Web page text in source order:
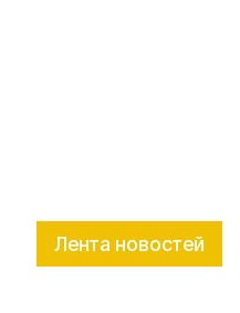
Лента новостей